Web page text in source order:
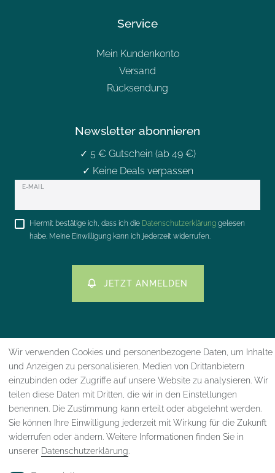
Service
Mein Kundenkonto
Versand
Rücksendung
Newsletter abonnieren
✓ 5 € Gutschein (ab 49 €)
✓ Keine Deals verpassen
E-MAIL
Newsletter
Hiermit bestätige ich, dass ich die Daten­schutz­erklärung gelesen
habe. Meine Einwilligung kann ich jederzeit widerrufen.
JETZT ANMELDEN
Impressum Daten­schutz­erklärung AGB
Widerrufs­recht VERTRAG WIDERRUFEN
Wir verwenden Cookies und personenbezogene Daten, um Inhalte
und Anzeigen zu personalisieren, Medien von Drittanbietern
einzubinden oder Zugriffe auf unsere Website zu analysieren. Wir
teilen diese Daten mit Dritten, die wir in den Einstellungen
benennen. Die Zustimmung kann erteilt oder abgelehnt werden.
Sie können Ihre Einwilligung jederzeit mit Wirkung für die Zukunft
widerrufen oder ändern. Weitere Informationen finden Sie in
unserer Daten­schutz­erklärung